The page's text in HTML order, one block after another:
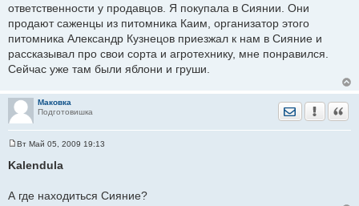
е
ответственности у продавцов. Я покупала в Сиянии. Они
продают саженцы из питомника Каим, организатор этого
питомника Александр Кузнецов приезжал к нам в Сияние и
рассказывал про свои сорта и агротехнику, мне понравился.
Сейчас уже там были яблони и груши.
Маковка
Подготовишка
Отправить
о
е
Вт Май 05, 2009 19:13
Kalendula
А где находиться Сияние?